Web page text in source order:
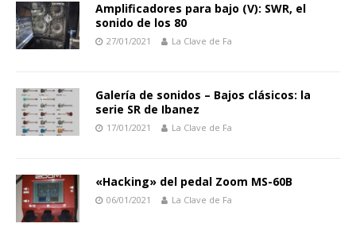
Amplificadores para bajo (V): SWR, el
sonido de los 80
27/01/2021 La Clave de Fa
Galería de sonidos – Bajos clásicos: la
serie SR de Ibanez
17/01/2021 La Clave de Fa
«Hacking» del pedal Zoom MS-60B
06/01/2021 La Clave de Fa